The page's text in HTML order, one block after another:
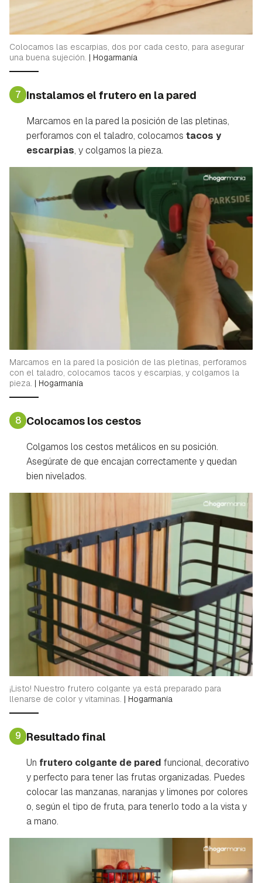
Colocamos las escarpias, dos por cada cesto, para asegurar
una buena sujeción. | Hogarmanía
7 Instalamos el frutero en la pared
Marcamos en la pared la posición de las pletinas,
perforamos con el taladro, colocamos tacos y
escarpias, y colgamos la pieza.
Marcamos en la pared la posición de las pletinas, perforamos
con el taladro, colocamos tacos y escarpias, y colgamos la
pieza. | Hogarmanía
8 Colocamos los cestos
Colgamos los cestos metálicos en su posición.
Asegúrate de que encajan correctamente y quedan
bien nivelados.
¡Listo! Nuestro frutero colgante ya está preparado para
llenarse de color y vitaminas. | Hogarmanía
9 Resultado final
Un frutero colgante de pared funcional, decorativo
y perfecto para tener las frutas organizadas. Puedes
colocar las manzanas, naranjas y limones por colores
o, según el tipo de fruta, para tenerlo todo a la vista y
a mano.